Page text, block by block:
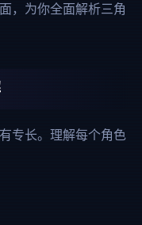
，为你全面解析三角
专长。理解每个角色